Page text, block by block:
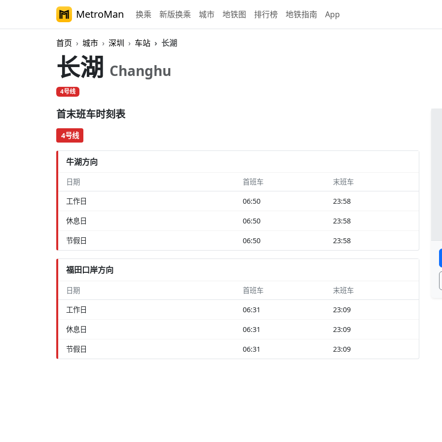
MetroMan 换乘 新版换乘 城市 地铁图 排行榜 地铁指南 App
首页 城市 深圳 车站 长湖
长湖 Changhu
4号线
首末班车时刻表
4号线
牛湖方向
日期 首班车 末班车
工作日 06:50 23:58
休息日 06:50 23:58
节假日 06:50 23:58
福田口岸方向
日期 首班车 末班车
工作日 06:31 23:09
休息日 06:31 23:09
节假日 06:31 23:09